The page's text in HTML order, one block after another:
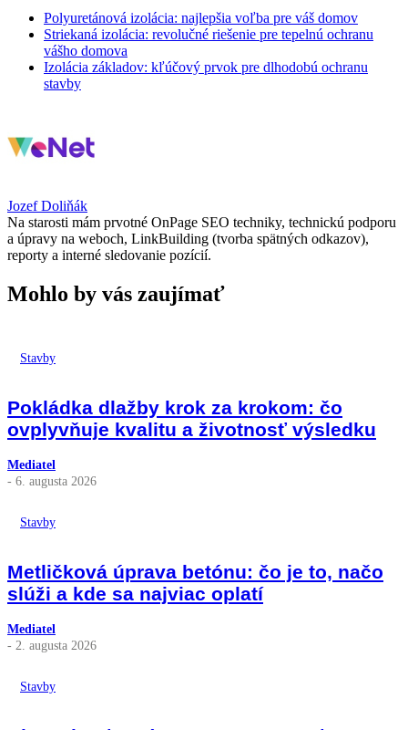
Polyuretánová izolácia: najlepšia voľba pre váš domov
Striekaná izolácia: revolučné riešenie pre tepelnú ochranu
vášho domova
Izolácia základov: kľúčový prvok pre dlhodobú ochranu
stavby
Jozef Doliňák
Na starosti mám prvotné OnPage SEO techniky, technickú podporu
a úpravy na weboch, LinkBuilding (tvorba spätných odkazov),
reporty a interné sledovanie pozícií.
Mohlo by vás zaujímať
Stavby
Pokládka dlažby krok za krokom: čo
ovplyvňuje kvalitu a životnosť výsledku
Mediatel
- 6. augusta 2026
Stavby
Metličková úprava betónu: čo je to, načo
slúži a kde sa najviac oplatí
Mediatel
- 2. augusta 2026
Stavby